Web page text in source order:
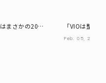
まさかの20代!
「VIOは整え
想のデザイン
Feb. 05, 2024